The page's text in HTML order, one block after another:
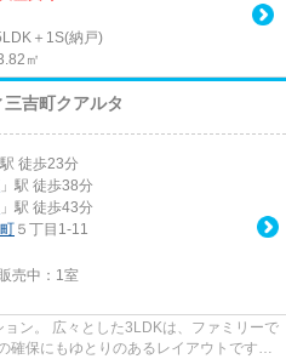
＋1S(納戸)
㎡
吉町クアルタ
駅 徒歩23分
」駅 徒歩38分
」駅 徒歩43分
５丁目1-11
売中： 1室
ン。 広々とした3LDKは、ファミリーで
確保にもゆとりのあるレイアウトです。